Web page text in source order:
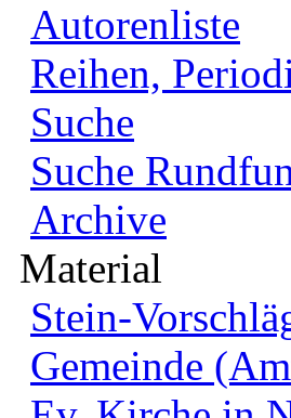
Autorenliste
Reihen,
Suche
Suche
Archive
Material
Stein-
Gemeinde